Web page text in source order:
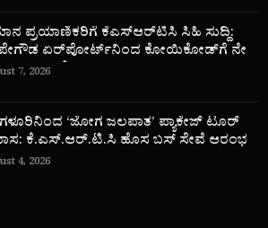
ಪ್ರಯಾಣಿಕರಿಗೆ ಕೆಎಸ್‌ಆರ್‌ಟಿಸಿ ಸಿಹಿ ಸುದ್ದಿ:
ಏರ್‌ಪೋರ್ಟ್‌ನಿಂದ ಕೋಯಿಕೋಡ್‌ಗೆ ನೇರ
ಬಸ್’ ಸಾರಿಗೆ ಆರಂಭ!
7, 2026
‘ಜೋಗ ಜಲಪಾತ’ ಪ್ಯಾಕೇಜ್ ಟೂರ್
ಕೆ.ಎಸ್.ಆರ್.ಟಿ.ಸಿ ಹೊಸ ಬಸ್ ಸೇವೆ ಆರಂಭ
4, 2026